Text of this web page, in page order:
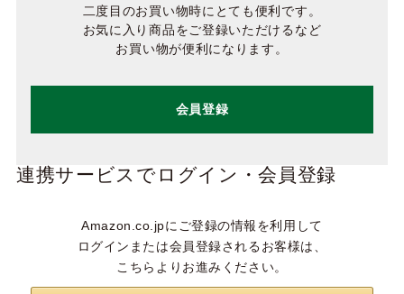
二度目のお買い物時にとても便利です。
お気に入り商品をご登録いただけるなど
お買い物が便利になります。
会員登録
連携サービスでログイン・会員登録
Amazon.co.jpにご登録の情報を利用して
ログインまたは会員登録されるお客様は、
こちらよりお進みください。